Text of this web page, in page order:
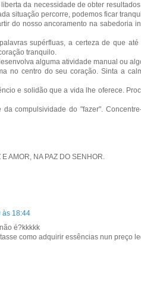
da necessidade de obter
situação percorre, podemos ficar
do nosso ancoramento na sabedoria
supérfluas, a certeza de que
tranquilo.
alguma atividade manual ou
no centro do seu coração. Sinta a
e solidão que a vida lhe oferece.
da compulsividade do "fazer".
AMOR, NA PAZ DO SENHOR.
às 18:44
é?kkkkk
como adquirir essências nun preço